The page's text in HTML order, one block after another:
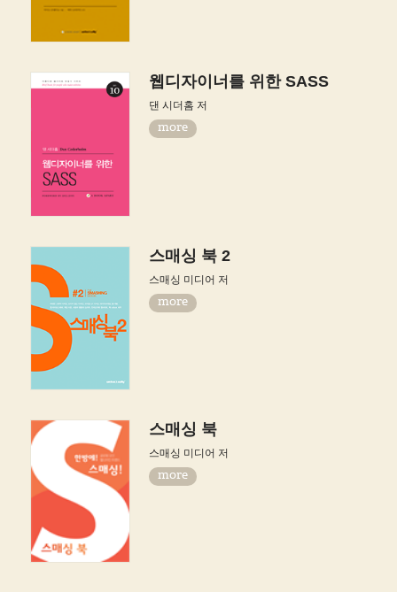
웹디자이너를 위한 SASS
댄 시더홈 저
more
스매싱 북 2
스매싱 미디어 저
more
스매싱 북
스매싱 미디어 저
more